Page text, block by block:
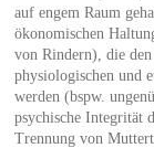
auf engem Raum
ökonomischen
von Rindern), die den
physiologischen und
werden (bspw.
psychische Integrität
Trennung von